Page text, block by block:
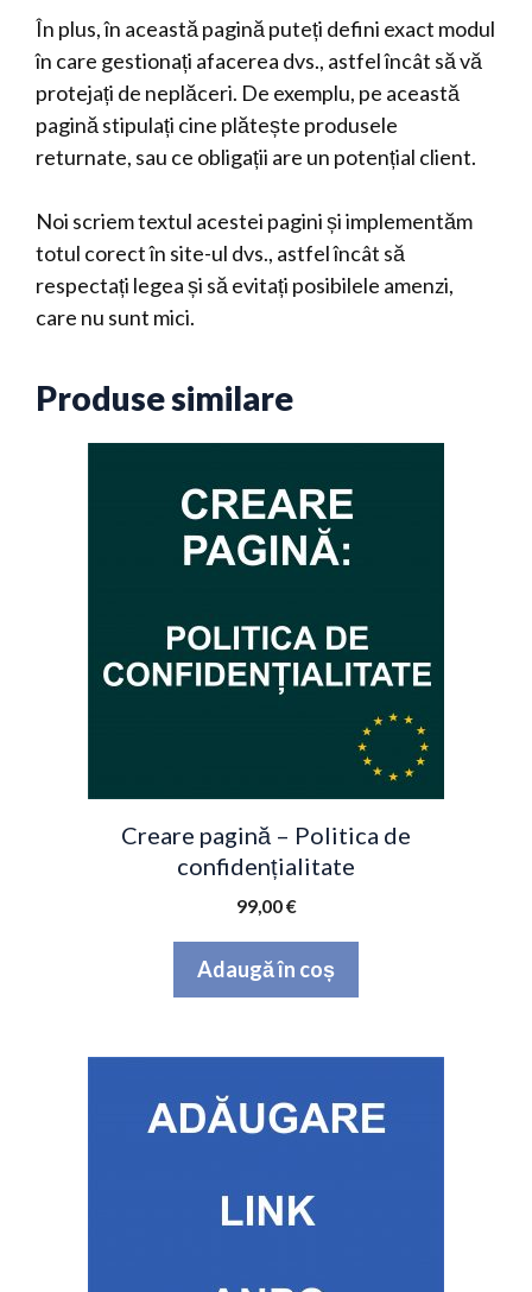
În plus, în această pagină puteți defini exact modul
în care gestionați afacerea dvs., astfel încât să vă
protejați de neplăceri. De exemplu, pe această
pagină stipulați cine plătește produsele
returnate, sau ce obligații are un potențial client.
Noi scriem textul acestei pagini și implementăm
totul corect în site-ul dvs., astfel încât să
respectați legea și să evitați posibilele amenzi,
care nu sunt mici.
Produse similare
Creare pagină – Politica de
confidențialitate
99,00€
Adaugă în coș